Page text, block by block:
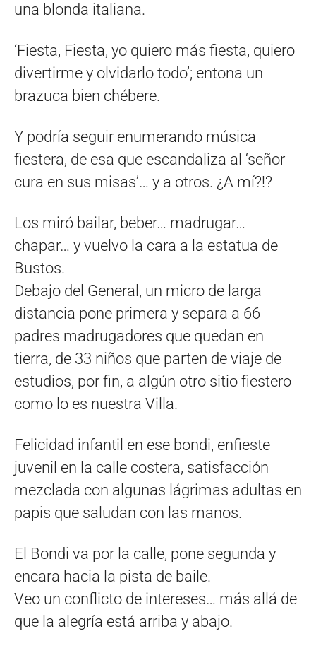
una blonda italiana.
‘Fiesta, Fiesta, yo quiero más fiesta, quiero
divertirme y olvidarlo todo’; entona un
brazuca bien chébere.
Y podría seguir enumerando música
fiestera, de esa que escandaliza al ‘señor
cura en sus misas’… y a otros. ¿A mí?!?
Los miró bailar, beber… madrugar…
chapar… y vuelvo la cara a la estatua de
Bustos.
Debajo del General, un micro de larga
distancia pone primera y separa a 66
padres madrugadores que quedan en
tierra, de 33 niños que parten de viaje de
estudios, por fin, a algún otro sitio fiestero
como lo es nuestra Villa.
Felicidad infantil en ese bondi, enfieste
juvenil en la calle costera, satisfacción
mezclada con algunas lágrimas adultas en
papis que saludan con las manos.
El Bondi va por la calle, pone segunda y
encara hacia la pista de baile.
Veo un conflicto de intereses… más allá de
que la alegría está arriba y abajo.